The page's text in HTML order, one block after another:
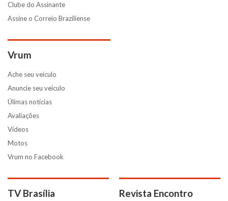
Clube do Assinante
Assine o Correio Braziliense
Vrum
Ache seu veículo
Anuncie seu veículo
Úlimas notícias
Avaliações
Vídeos
Motos
Vrum no Facebook
TV Brasília Revista Encontro